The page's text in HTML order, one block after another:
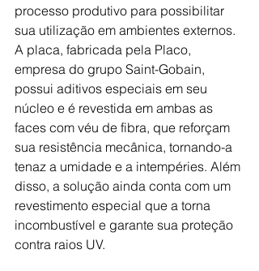
processo produtivo para possibilitar
sua utilização em ambientes externos.
A placa, fabricada pela Placo,
empresa do grupo Saint-Gobain,
possui aditivos especiais em seu
núcleo e é revestida em ambas as
faces com véu de fibra, que reforçam
sua resistência mecânica, tornando-a
tenaz a umidade e a intempéries. Além
disso, a solução ainda conta com um
revestimento especial que a torna
incombustível e garante sua proteção
contra raios UV.